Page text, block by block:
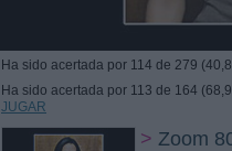
Ha sido acertada por 114 de 279
Ha sido acertada por 113 de 164
JUGAR
> Zoom